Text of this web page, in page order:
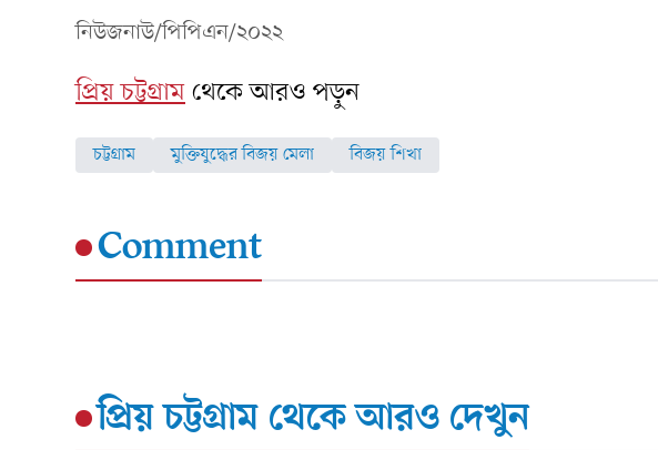
নিউজনাউ/পিপিএন/২০২২
প্রিয় চট্টগ্রামথেকে আরও পড়ুন
চট্টগ্রাম মুক্তিযুদ্ধের বিজয় মেলা বিজয় শিখা
Comment
প্রিয় চট্টগ্রাম থেকে আরও দেখুন